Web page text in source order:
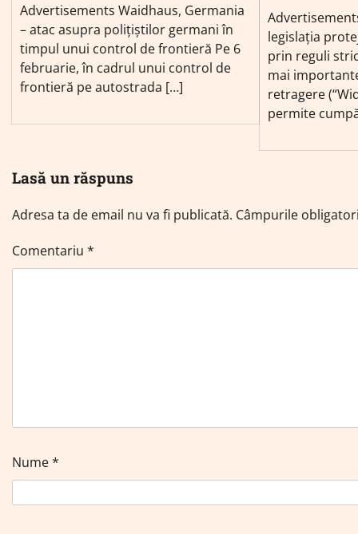
Advertisements Waidhaus, Germania
– atac asupra polițiștilor germani în
timpul unui control de frontieră Pe 6
februarie, în cadrul unui control de
frontieră pe autostrada […]
legislația
prin reguli
mai
retragere
permite
Lasă un răspuns
Adresa ta de email nu va fi publicată. Câmpurile
Comentariu *
Nume*